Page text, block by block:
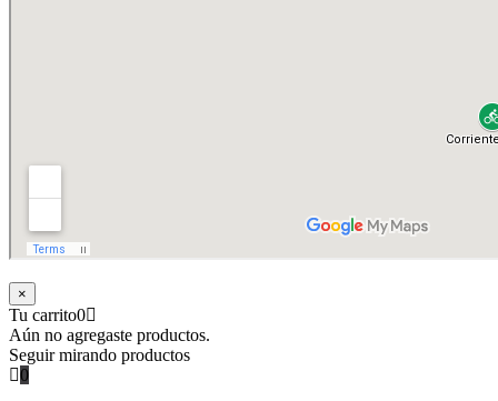
×
Tu carrito0
Aún no agregaste productos.
Seguir mirando productos
0